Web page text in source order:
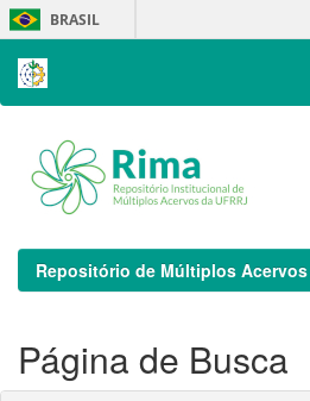
Skip
navigation
BRASIL
Repositório de Múltiplos Acervos
Página de Busca